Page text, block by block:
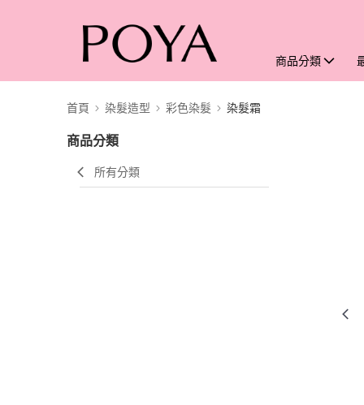
商品分類
首頁 染髮造型 彩色染髮 染髮霜
商品分類
所有分類